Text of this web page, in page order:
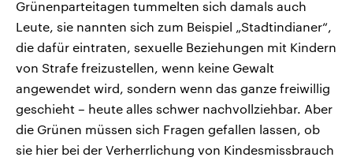
Grünenparteitagen tummelten sich damals auch
Leute, sie nannten sich zum Beispiel „Stadtindianer“,
die dafür eintraten, sexuelle Beziehungen mit Kindern
von Strafe freizustellen, wenn keine Gewalt
angewendet wird, sondern wenn das ganze freiwillig
geschieht – heute alles schwer nachvollziehbar. Aber
die Grünen müssen sich Fragen gefallen lassen, ob
sie hier bei der Verherrlichung von Kindesmissbrauch